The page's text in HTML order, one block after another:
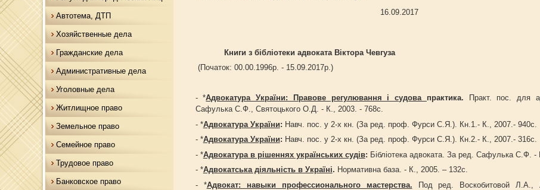
Автотема, ДТП
Хозяйственные дела
Гражданские дела
Административные дела
Уголовные дела
Житлищное право
Земельное право
Семейное право
Трудовое право
Банковское право
16.09.2017
Книги з бібліотеки адвоката Віктора Чевгуза
(Початок: 00.00.1996р. - 15.09.2017р.)
- *Адвокатура України: Правове регулювання і судова практика.
Практ. пос. для
Сафулька С.Ф., Святоцького О.Д. - К., 2003. - 768с.
- *Адвокатура України: Навч. пос. у 2-х кн. (За ред. проф. Фурси С.Я.). Кн.1.- К., 2007.- 940с.
- *Адвокатура України: Навч. пос. у 2-х кн. (За ред. проф. Фурси С.Я.). Кн.2.- К., 2007.- 316с.
- *Адвокатура в рішеннях українських судів: Бібліотека адвоката. За ред. Сафулька С.Ф. -
- *Адвокатська діяльність в Україні. Нормативна база. - К., 2005. – 132с.
- *Адвокат: навыки профессионального мастерства.
Под ред. Воскобитовой Л.А.,